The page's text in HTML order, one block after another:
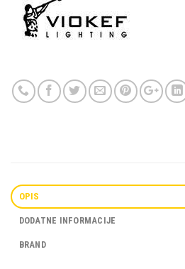
OPIS
DODATNE INFORMACIJE
BRAND